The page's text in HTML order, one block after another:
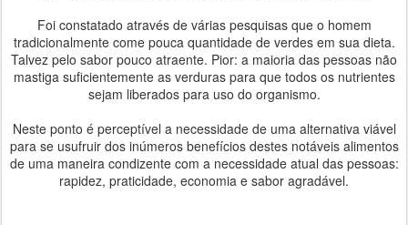
Foi constatado através de várias pesquisas que o homem
tradicionalmente come pouca quantidade de verdes em sua dieta.
Talvez pelo sabor pouco atraente. Pior: a maioria das pessoas não
mastiga suficientemente as verduras para que todos os nutrientes
sejam liberados para uso do organismo.
Neste ponto é perceptível a necessidade de uma alternativa viável
para se usufruir dos inúmeros benefícios destes notáveis alimentos
de uma maneira condizente com a necessidade atual das pessoas:
rapidez, praticidade, economia e sabor agradável.